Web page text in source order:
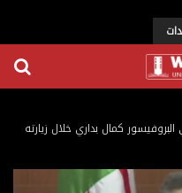
كمال بداري خلال زيارته